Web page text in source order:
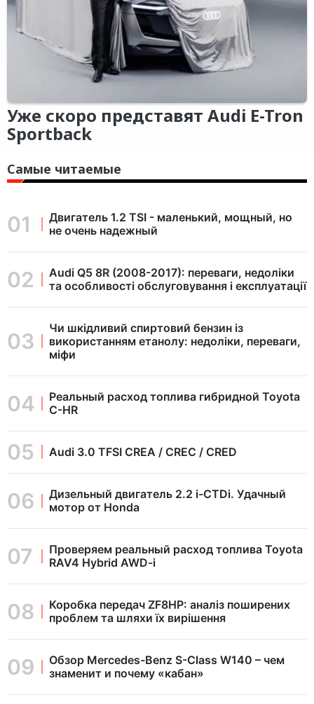
Уже скоро представят Audi E-Tron
Sportback
Самые читаемые
Двигатель 1.2 TSI - маленький, мощный, но
не очень надежный
Audi Q5 8R (2008-2017): переваги, недоліки
та особливості обслуговування і експлуатації
Чи шкідливий спиртовий бензин із
використанням етанолу: недоліки, переваги,
міфи
Реальный расход топлива гибридной Toyota
C-HR
Audi 3.0 TFSI CREA / CREC / CRED
Дизельный двигатель 2.2 i-CTDi. Удачный
мотор от Honda
Проверяем реальный расход топлива Toyota
RAV4 Hybrid AWD-i
Коробка передач ZF8HP: аналіз поширених
проблем та шляхи їх вирішення
Обзор Mercedes-Benz S-Class W140 – чем
знаменит и почему «кабан»